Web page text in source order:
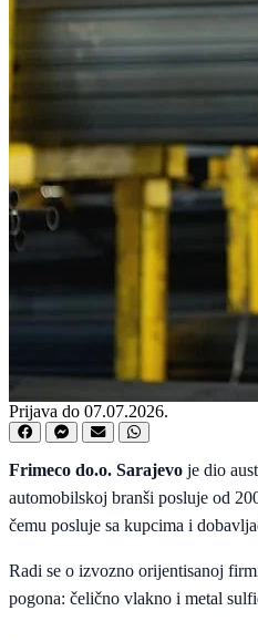
Prijava do 07.07.2026.
Frimeco do.o. Sarajevo je dio
automobilskoj branši posluje od
čemu posluje sa kupcima i
Radi se o izvozno orijentisanoj
pogona: čelično vlakno i metal